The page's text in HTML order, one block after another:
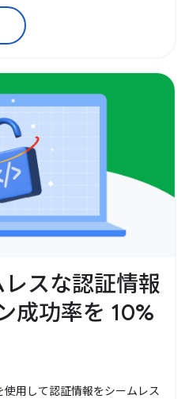
スな認証情報
成功率を 10%
使用して認証情報をシームレス